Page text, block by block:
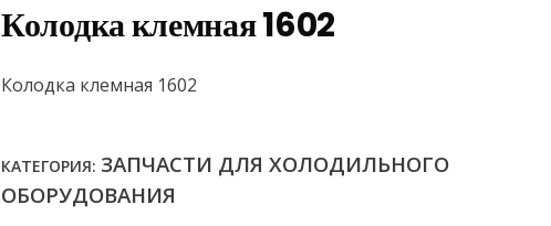
Колодка клемная 1602
Колодка клемная 1602
КАТЕГОРИЯ: ЗАПЧАСТИ ДЛЯ ХОЛОДИЛЬНОГО
ОБОРУДОВАНИЯ